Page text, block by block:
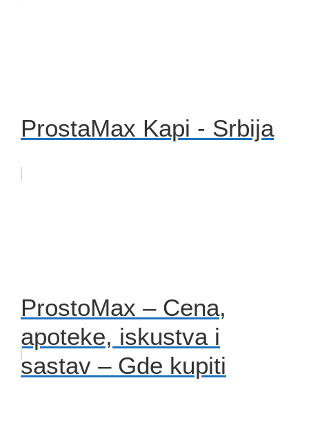
ProstaMax Kapi - Srbija
ProstoMax – Cena,
apoteke, iskustva i
sastav – Gde kupiti